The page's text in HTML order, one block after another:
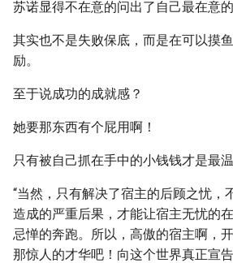
苏诺显得不在意的问出了自己最在意的
其实也不是失败保底，而是在可以摸
励。
至于说成功的成就感？
她要那东西有个屁用啊！
只有被自己抓在手中的小钱钱才是最温
“当然，只有解决了宿主的后顾之忧，
造成的严重后果，才能让宿主无忧的
忌惮的奔跑。所以，高傲的宿主啊，
那惊人的才华吧！向这个世界真正宣